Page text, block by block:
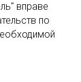
вправе
по